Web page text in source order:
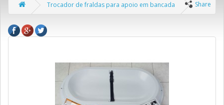
Share
Trocador de fraldas para apoio em bancada